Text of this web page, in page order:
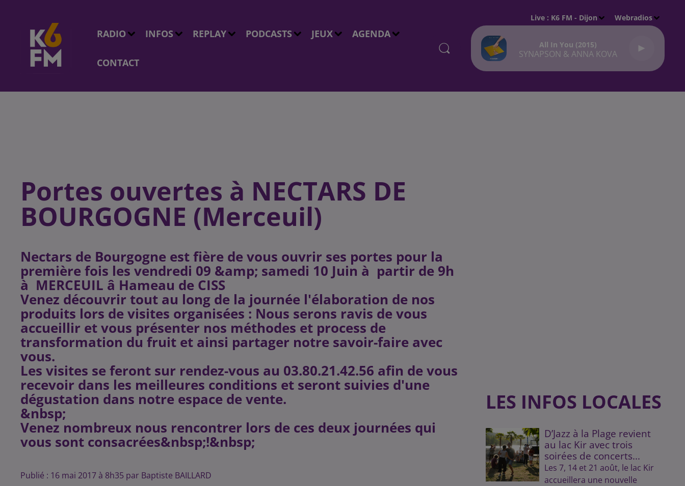
RADIO INFOS REPLAY PODCASTS JEUX AGENDA
CONTACT
Live : K6 FM - Dijon Webradios
All In You (2015)
SYNAPSON & ANNA KOVA
Portes ouvertes à NECTARS DE
BOURGOGNE (Merceuil)
Nectars de Bourgogne est fière de vous ouvrir ses portes pour la
première fois les vendredi 09 &amp; samedi 10 Juin à partir de 9h
à MERCEUIL â Hameau de CISS
Venez découvrir tout au long de la journée l'élaboration de nos
produits lors de visites organisées : Nous serons ravis de vous
accueillir et vous présenter nos méthodes et process de
transformation du fruit et ainsi partager notre savoir-faire avec
vous.
Les visites se feront sur rendez-vous au 03.80.21.42.56 afin de vous
recevoir dans les meilleures conditions et seront suivies d'une
dégustation dans notre espace de vente.
&nbsp;
Venez nombreux nous rencontrer lors de ces deux journées qui
vous sont consacrées&nbsp;!&nbsp;
Publié : 16 mai 2017 à 8h35 par Baptiste BAILLARD
LES INFOS LOCALES
D’Jazz à la Plage revient
au lac Kir avec trois
soirées de concerts...
Les 7, 14 et 21 août, le lac Kir
accueillera une nouvelle